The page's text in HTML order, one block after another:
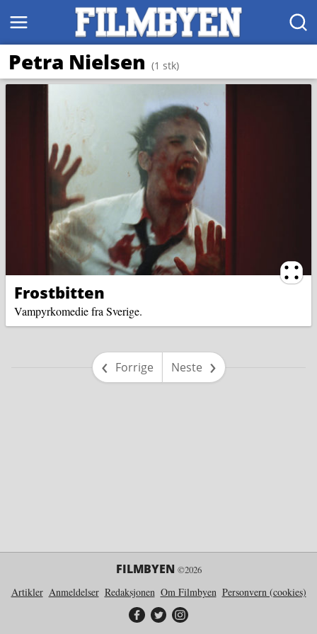
MENY SØK
Petra Nielsen (1 stk)
Frostbitten
Vampyrkomedie fra Sverige.
ForrigesideNesteside
FILMBYEN ©2026
Artikler Anmeldelser Redaksjonen Om Filmbyen Personvern (cookies)
Filmbyen på Facebook
Filmbyen på Twitter
Filmbyen på Instagram